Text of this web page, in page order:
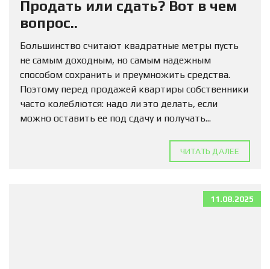
Продать или сдать? Вот в чем
вопрос..
Большинство считают квадратные метры пусть
не самым доходным, но самым надежным
способом сохранить и преумножить средства.
Поэтому перед продажей квартиры собственники
часто колеблются: надо ли это делать, если
можно оставить ее под сдачу и получать...
ЧИТАТЬ ДАЛЕЕ
11.08.2025